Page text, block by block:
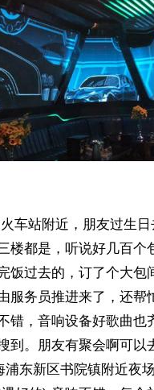
车站附近，朋友过生
楼都是，听说好几百个
饭过去的，订了个大包
服务员推进来了，还帮
错，音响设备好歌曲也
到。朋友有聚会啊可以
浦东新区书院镇附近夜